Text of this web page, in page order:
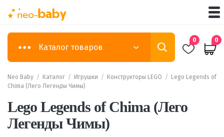
Каталог товаров
0 0
Neo Baby / Каталог / Игрушки / Конструкторы LEGO /
Lego Legends of
Chima (Лего Легенды Чимы)
Lego Legends of Chima (Лего
Легенды Чимы)